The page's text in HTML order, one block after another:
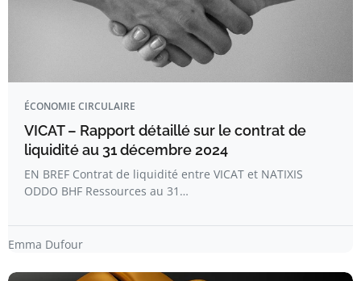
ÉCONOMIE CIRCULAIRE
VICAT – Rapport détaillé sur le contrat de
liquidité au 31 décembre 2024
EN BREF Contrat de liquidité entre VICAT et NATIXIS
ODDO BHF Ressources au 31…
Emma Dufour